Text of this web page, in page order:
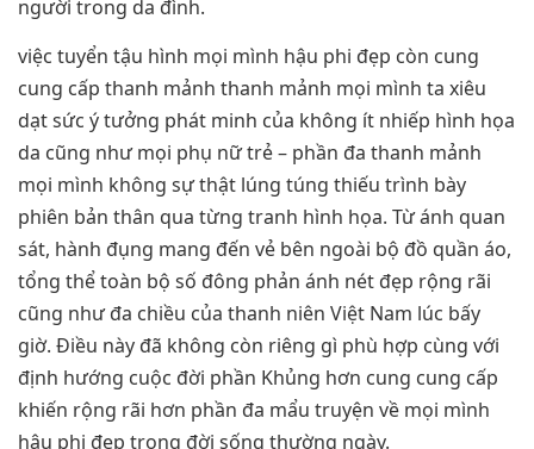
người trong da đình.
việc tuyển tậu hình mọi mình hậu phi đẹp còn cung
cung cấp thanh mảnh thanh mảnh mọi mình ta xiêu
dạt sức ý tưởng phát minh của không ít nhiếp hình họa
da cũng như mọi phụ nữ trẻ – phần đa thanh mảnh
mọi mình không sự thật lúng túng thiếu trình bày
phiên bản thân qua từng tranh hình họa. Từ ánh quan
sát, hành đụng mang đến vẻ bên ngoài bộ đồ quần áo,
tổng thể toàn bộ số đông phản ánh nét đẹp rộng rãi
cũng như đa chiều của thanh niên Việt Nam lúc bấy
giờ. Điều này đã không còn riêng gì phù hợp cùng với
định hướng cuộc đời phần Khủng hơn cung cung cấp
khiến rộng rãi hơn phần đa mẩu truyện về mọi mình
hậu phi đẹp trong đời sống thường ngày.